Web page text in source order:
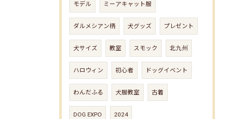
モデル ミーアキャット服
ダルメシアン柄 犬グッズ プレゼント
犬サイズ 教室 スモック 北九州
ハロウィン 初心者 ドッグイベント
わんだふる 犬服教室 古着
DOG EXPO 2024